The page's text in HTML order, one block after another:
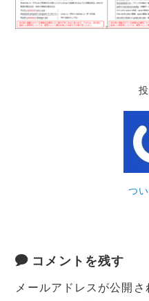
つ
コメントを残す
メールアドレスが公開さ